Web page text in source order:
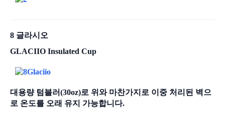
8 글라시오
GLACIIO Insulated Cup
대용량 텀블러(30oz)로 위와 마찬가지로 이중 처리된 벽으
로 온도를 오래 유지 가능합니다.